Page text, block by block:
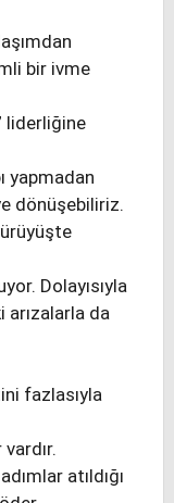
bir ivme
liderliğine
yapmadan
dönüşebiliriz.
Dolayısıyla
da
fazlasıyla
atıldığı